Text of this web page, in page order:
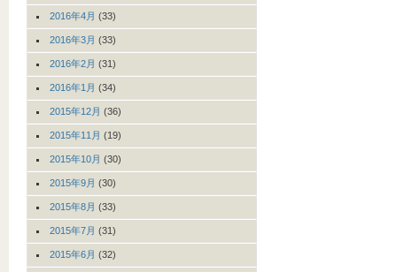
2016年4月 (33)
2016年3月 (33)
2016年2月 (31)
2016年1月 (34)
2015年12月 (36)
2015年11月 (19)
2015年10月 (30)
2015年9月 (30)
2015年8月 (33)
2015年7月 (31)
2015年6月 (32)